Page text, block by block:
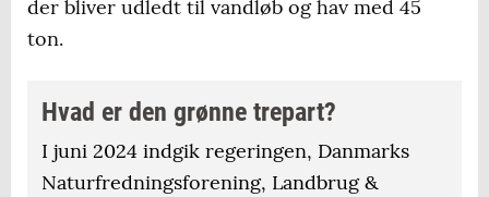
der bliver udledt til vandløb og hav med 45
ton.
Hvad er den grønne trepart?
I juni 2024 indgik regeringen, Danmarks
Naturfredningsforening, Landbrug &